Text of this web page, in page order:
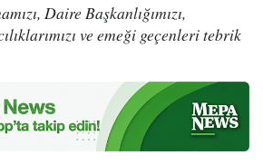
Daire Başkanlığımızı,
ve emeği geçenleri tebrik